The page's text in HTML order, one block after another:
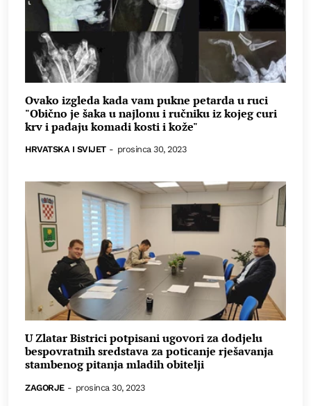
Ovako izgleda kada vam pukne petarda u ruci
"Obično je šaka u najlonu i ručniku iz kojeg curi
krv i padaju komadi kosti i kože"
HRVATSKA I SVIJET - prosinca 30, 2023
U Zlatar Bistrici potpisani ugovori za dodjelu
bespovratnih sredstava za poticanje rješavanja
stambenog pitanja mladih obitelji
ZAGORJE - prosinca 30, 2023